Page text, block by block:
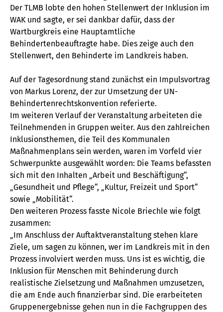
Der TLMB lobte den hohen Stellenwert der Inklusion im
WAK und sagte, er sei dankbar dafür, dass der
Wartburgkreis eine Hauptamtliche
Behindertenbeauftragte habe. Dies zeige auch den
Stellenwert, den Behinderte im Landkreis haben.
Auf der Tagesordnung stand zunächst ein Impulsvortrag
von Markus Lorenz, der zur Umsetzung der UN-
Behindertenrechtskonvention referierte.
Im weiteren Verlauf der Veranstaltung arbeiteten die
Teilnehmenden in Gruppen weiter. Aus den zahlreichen
Inklusionsthemen, die Teil des Kommunalen
Maßnahmenplans sein werden, waren im Vorfeld vier
Schwerpunkte ausgewählt worden: Die Teams befassten
sich mit den Inhalten „Arbeit und Beschäftigung“,
„Gesundheit und Pflege“, „Kultur, Freizeit und Sport“
sowie „Mobilität“.
Den weiteren Prozess fasste Nicole Briechle wie folgt
zusammen:
„Im Anschluss der Auftaktveranstaltung stehen klare
Ziele, um sagen zu können, wer im Landkreis mit in den
Prozess involviert werden muss. Uns ist es wichtig, die
Inklusion für Menschen mit Behinderung durch
realistische Zielsetzung und Maßnahmen umzusetzen,
die am Ende auch finanzierbar sind. Die erarbeiteten
Gruppenergebnisse gehen nun in die Fachgruppen des